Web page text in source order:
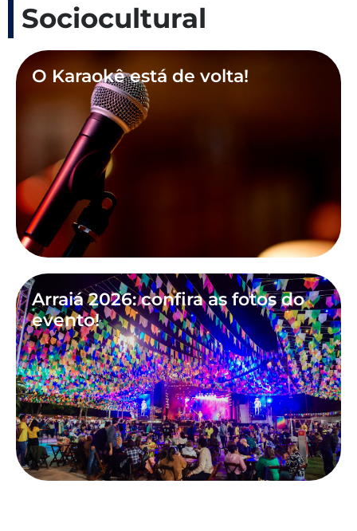
Sociocultural
O Karaokê está de volta!
Arraiá 2026: confira as fotos do
evento!